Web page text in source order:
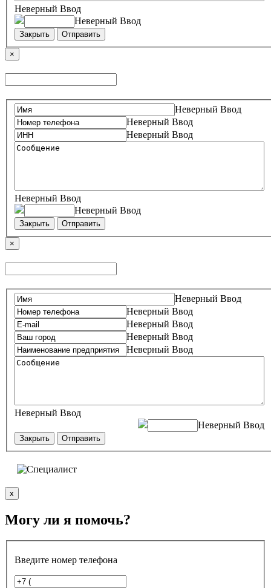
Неверный Ввод
Неверный Ввод
Закрыть Отправить
×
Неверный Ввод
Неверный Ввод
Неверный Ввод
Неверный Ввод
Неверный Ввод
Закрыть Отправить
×
Неверный Ввод
Неверный Ввод
Неверный Ввод
Неверный Ввод
Неверный Ввод
Неверный Ввод
Неверный Ввод
Закрыть Отправить
x
Могу ли я помочь?
Введите номер телефона